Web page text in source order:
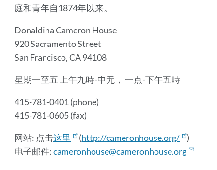
庭和青年自1874年以来。
Donaldina Cameron House
920 Sacramento Street
San Francisco, CA 94108
星期一至五 上午九時-中无， 一点-下午五時
415-781-0401 (phone)
415-781-0605 (fax)
网站: 点击这里 (http://cameronhouse.org/
)
电子邮件:cameronhouse@cameronhouse.org